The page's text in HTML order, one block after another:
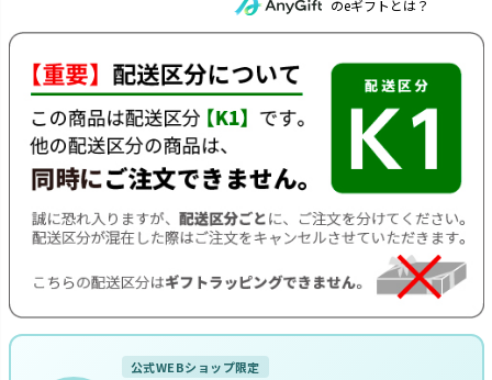
のeギフトとは？
公式WEBショップ限定